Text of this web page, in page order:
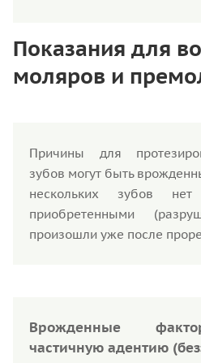
Показания для
моляров и
Причины для
зубов могут быть
нескольких зубов
приобретенными
произошли уже после
Врожденные
частичную адентию